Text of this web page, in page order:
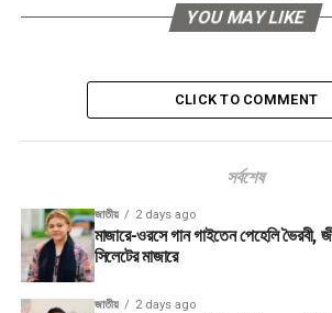
YOU MAY LIKE
CLICK TO COMMENT
সর্বশেষ
জাতীয় 2 days ago
মাজারে-ওরসে গান গাইতেন পেহেলি ভৈরবী,
সিলেটের মাজারে
জাতীয় 2 days ago